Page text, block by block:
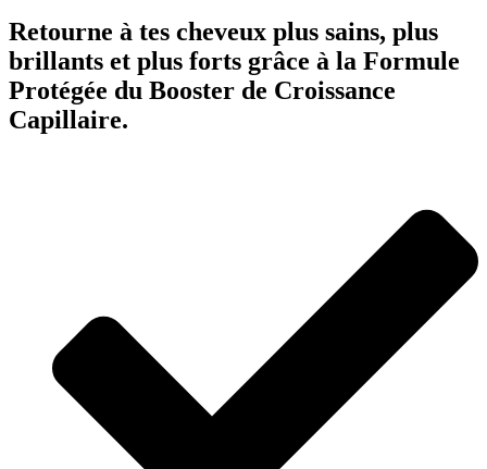
Retourne à tes cheveux plus sains, plus
brillants et plus forts grâce à la Formule
Protégée du Booster de Croissance
Capillaire.